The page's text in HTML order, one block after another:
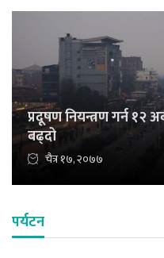
प्रदूषण नियन्त्रण गर्न
बढ्दो
चैत्र १७, २०७७
पर्यटन